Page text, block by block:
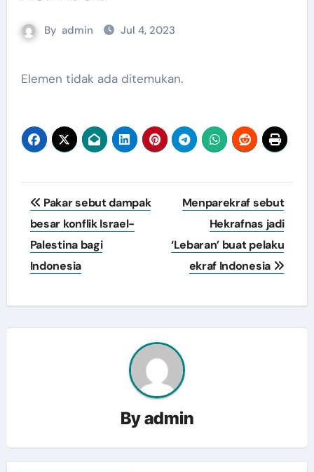
By admin Jul 4, 2023
Elemen tidak ada ditemukan.
Navigasi
pos
Pakar sebut dampak
besar konflik Israel-
Palestina bagi
Indonesia
Menparekraf sebut
Hekrafnas jadi
‘Lebaran’ buat pelaku
ekraf Indonesia
Byadmin